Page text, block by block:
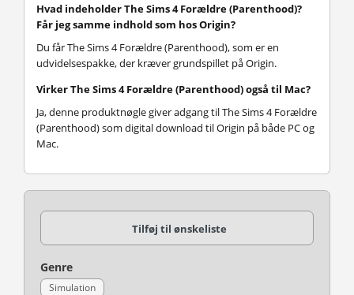
Hvad indeholder The Sims 4 Forældre (Parenthood)?
Får jeg samme indhold som hos Origin?
Du får The Sims 4 Forældre (Parenthood), som er en
udvidelsespakke, der kræver grundspillet på Origin.
Virker The Sims 4 Forældre (Parenthood) også til Mac?
Ja, denne produktnøgle giver adgang til The Sims 4 Forældre
(Parenthood) som digital download til Origin på både PC og
Mac.
Tilføj til ønskeliste
Genre
Simulation